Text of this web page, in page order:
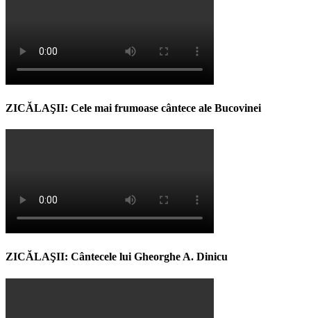
ZICĂLAŞII: Cele mai frumoase cântece ale Bucovinei
ZICĂLAŞII: Cântecele lui Gheorghe A. Dinicu